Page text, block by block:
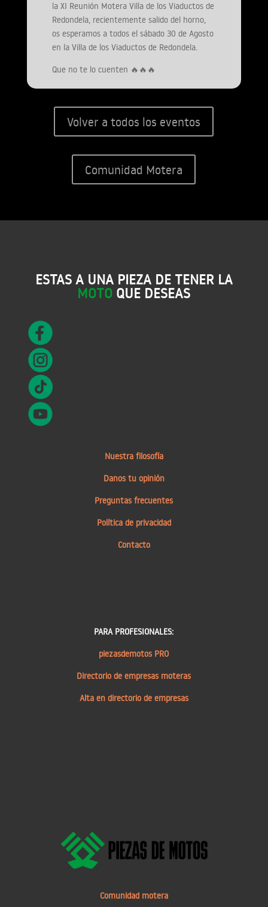
la XI Reunión Motera Villa de los Viaductos de
Redondela, recientemente salido del horno,
os esperamos a todos el sábado 30 de Agosto
en la Villa de los Viaductos de Redondela.
Que no te lo cuenten 🔥🔥🔥
Volver a todos los eventos
Comunidad Motera
ESTAS A UNA PIEZA DE TENER LA
MOTO QUE DESEAS
Nuestra filosofía
Danos tu opinión
Preguntas frecuentes
Política de privacidad
Contacto
PARA PROFESIONALES:
piezasdemotos PRO
Directorio de empresas moteras
Alta en directorio de empresas
Comunidad motera